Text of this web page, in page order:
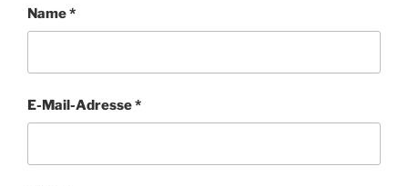
Name*
E-Mail-Adresse*